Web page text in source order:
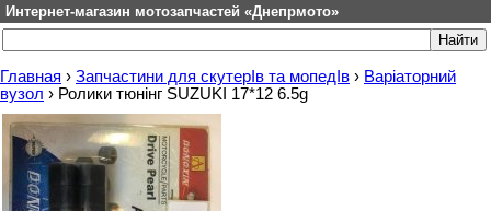
Интернет-магазин мотозапчастей «Днепрмото»
Главная › Запчастини для скутерІв та мопедІв › Варіаторний
вузол › Ролики тюнінг SUZUKI 17*12 6.5g